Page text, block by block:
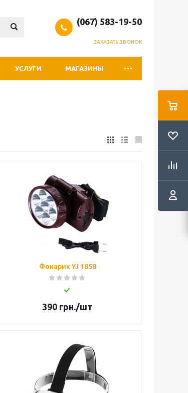
(067) 583-19-50
ЗАКАЗАТЬ ЗВОНОК
УСЛУГИ МАГАЗИНЫ
Фонарик YJ 1858
390 грн./шт